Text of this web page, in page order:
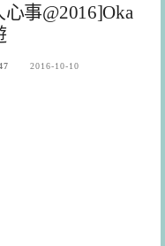
事@2016]Oka
2016-10-10